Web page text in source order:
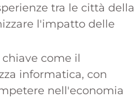
tra le città della
l'impatto delle
come il
informatica, con
nell'economia